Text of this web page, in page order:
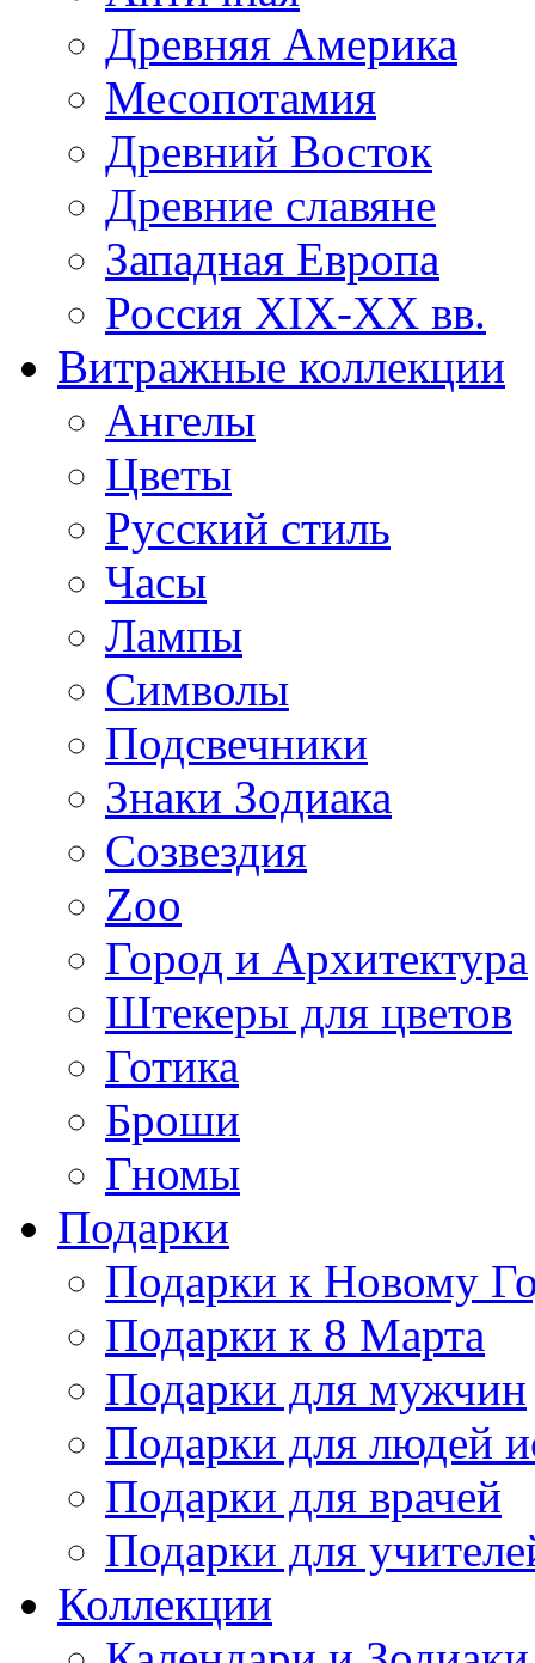
Древняя Америка
Месопотамия
Древний Восток
Древние славяне
Западная Европа
Россия XIX-XX вв.
Витражные коллекции
Ангелы
Цветы
Русский стиль
Часы
Лампы
Символы
Подсвечники
Знаки Зодиака
Созвездия
Zoo
Город и Архитектура
Штекеры для цветов
Готика
Броши
Гномы
Подарки
Подарки к Новому
Подарки к 8 Марта
Подарки для мужчин
Подарки для людей
Подарки для врачей
Подарки для
Коллекции